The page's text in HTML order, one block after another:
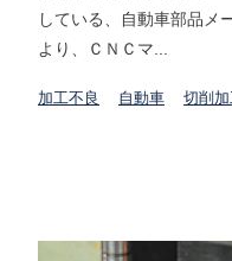
している、自動車部品メ
より、ＣＮＣマ...
加工不良 自動車 切削加